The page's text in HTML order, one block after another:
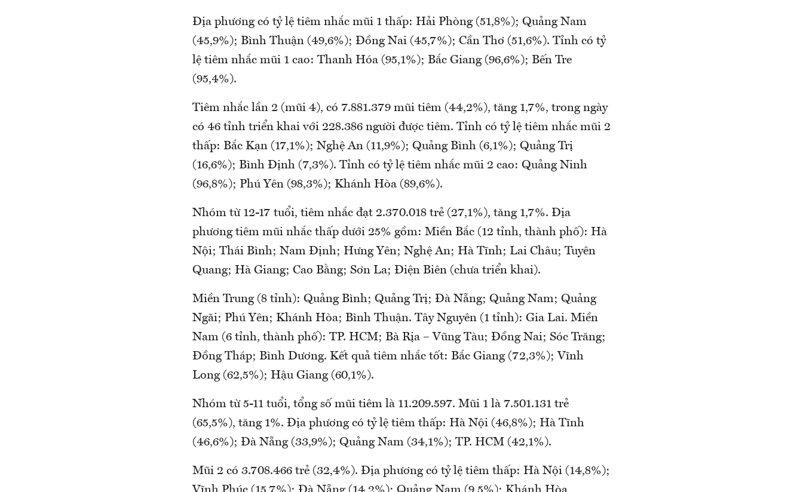
Địa phương có tỷ lệ tiêm nhắc mũi 1 thấp: Hải Phòng (51,8%); Quảng Nam
(45,9%); Bình Thuận (49,6%); Đồng Nai (45,7%); Cần Thơ (51,6%). Tỉnh có tỷ
lệ tiêm nhắc mũi 1 cao: Thanh Hóa (95,1%); Bắc Giang (96,6%); Bến Tre
(95,4%).
Tiêm nhắc lần 2 (mũi 4), có 7.881.379 mũi tiêm (44,2%), tăng 1,7%, trong ngày
có 46 tỉnh triển khai với 228.386 người được tiêm. Tỉnh có tỷ lệ tiêm nhắc mũi 2
thấp: Bắc Kạn (17,1%); Nghệ An (11,9%); Quảng Bình (6,1%); Quảng Trị
(16,6%); Bình Định (7,3%). Tỉnh có tỷ lệ tiêm nhắc mũi 2 cao: Quảng Ninh
(96,8%); Phú Yên (98,3%); Khánh Hòa (89,6%).
Nhóm từ 12-17 tuổi, tiêm nhắc đạt 2.370.018 trẻ (27,1%), tăng 1,7%. Địa
phương tiêm mũi nhắc thấp dưới 25% gồm: Miền Bắc (12 tỉnh, thành phố): Hà
Nội; Thái Bình; Nam Định; Hưng Yên; Nghệ An; Hà Tĩnh; Lai Châu; Tuyên
Quang; Hà Giang; Cao Bằng; Sơn La; Điện Biên (chưa triển khai).
Miền Trung (8 tỉnh): Quảng Bình; Quảng Trị; Đà Nẵng; Quảng Nam; Quảng
Ngãi; Phú Yên; Khánh Hòa; Bình Thuận. Tây Nguyên (1 tỉnh): Gia Lai. Miền
Nam (6 tỉnh, thành phố): TP. HCM; Bà Rịa – Vũng Tàu; Đồng Nai; Sóc Trăng;
Đồng Tháp; Bình Dương. Kết quả tiêm nhắc tốt: Bắc Giang (72,3%); Vĩnh
Long (62,5%); Hậu Giang (60,1%).
Nhóm từ 5-11 tuổi, tổng số mũi tiêm là 11.209.597. Mũi 1 là 7.501.131 trẻ
(65,5%), tăng 1%. Địa phương có tỷ lệ tiêm thấp: Hà Nội (46,8%); Hà Tĩnh
(46,6%); Đà Nẵng (33,9%); Quảng Nam (34,1%); TP. HCM (42,1%).
Mũi 2 có 3.708.466 trẻ (32,4%). Địa phương có tỷ lệ tiêm thấp: Hà Nội (14,8%);